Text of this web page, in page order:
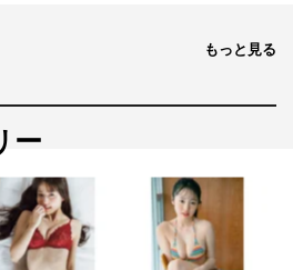
もっと見る
ー